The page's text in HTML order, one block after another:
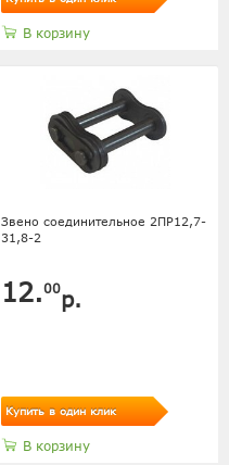
В корзину
Звено соединительное 2ПР12,7-
31,8-2
12.00р.
Купить в один клик
В корзину